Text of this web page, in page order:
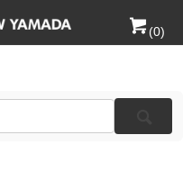
(0)